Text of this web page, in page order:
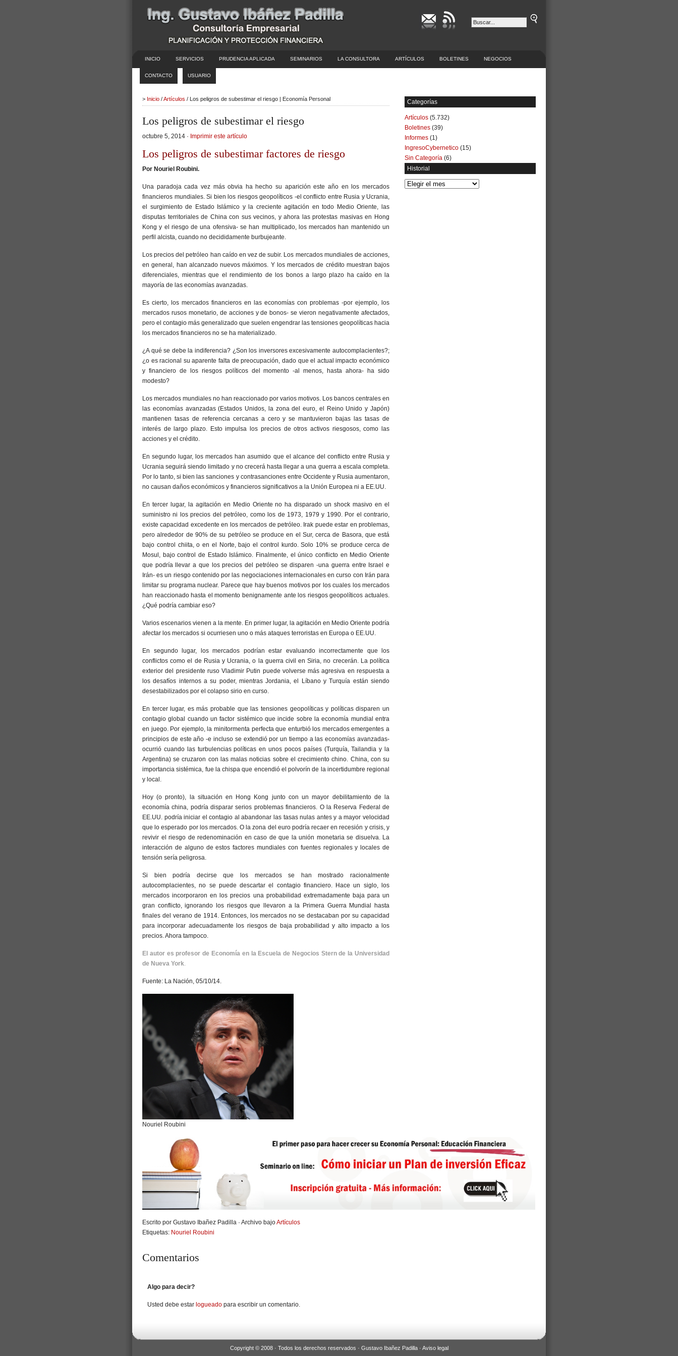
INICIO SERVICIOS PRUDENCIA APLICADA SEMINARIOS LA CONSULTORA ARTÍCULOS BOLETINES NEGOCIOS
CONTACTO USUARIO
> Inicio /Artículos / Los peligros de subestimar el riesgo | Economía Personal
Los peligros de subestimar el riesgo
octubre 5, 2014 · Imprimir este artículo
Los peligros de subestimar factores de riesgo
Por Nouriel Roubini.
Una paradoja cada vez más obvia ha hecho su aparición este año en los mercados
financieros mundiales. Si bien los riesgos geopolíticos -el conflicto entre Rusia y Ucrania,
el surgimiento de Estado Islámico y la creciente agitación en todo Medio Oriente, las
disputas territoriales de China con sus vecinos, y ahora las protestas masivas en Hong
Kong y el riesgo de una ofensiva- se han multiplicado, los mercados han mantenido un
perfil alcista, cuando no decididamente burbujeante.
Los precios del petróleo han caído en vez de subir. Los mercados mundiales de acciones,
en general, han alcanzado nuevos máximos. Y los mercados de crédito muestran bajos
diferenciales, mientras que el rendimiento de los bonos a largo plazo ha caído en la
mayoría de las economías avanzadas.
Es cierto, los mercados financieros en las economías con problemas -por ejemplo, los
mercados rusos monetario, de acciones y de bonos- se vieron negativamente afectados,
pero el contagio más generalizado que suelen engendrar las tensiones geopolíticas hacia
los mercados financieros no se ha materializado.
¿A qué se debe la indiferencia? ¿Son los inversores excesivamente autocomplacientes?;
¿o es racional su aparente falta de preocupación, dado que el actual impacto económico
y financiero de los riesgos políticos del momento -al menos, hasta ahora- ha sido
modesto?
Los mercados mundiales no han reaccionado por varios motivos. Los bancos centrales en
las economías avanzadas (Estados Unidos, la zona del euro, el Reino Unido y Japón)
mantienen tasas de referencia cercanas a cero y se mantuvieron bajas las tasas de
interés de largo plazo. Esto impulsa los precios de otros activos riesgosos, como las
acciones y el crédito.
En segundo lugar, los mercados han asumido que el alcance del conflicto entre Rusia y
Ucrania seguirá siendo limitado y no crecerá hasta llegar a una guerra a escala completa.
Por lo tanto, si bien las sanciones y contrasanciones entre Occidente y Rusia aumentaron,
no causan daños económicos y financieros significativos a la Unión Europea ni a EE.UU.
En tercer lugar, la agitación en Medio Oriente no ha disparado un shock masivo en el
suministro ni los precios del petróleo, como los de 1973, 1979 y 1990. Por el contrario,
existe capacidad excedente en los mercados de petróleo. Irak puede estar en problemas,
pero alrededor de 90% de su petróleo se produce en el Sur, cerca de Basora, que está
bajo control chiita, o en el Norte, bajo el control kurdo. Solo 10% se produce cerca de
Mosul, bajo control de Estado Islámico. Finalmente, el único conflicto en Medio Oriente
que podría llevar a que los precios del petróleo se disparen -una guerra entre Israel e
Irán- es un riesgo contenido por las negociaciones internacionales en curso con Irán para
limitar su programa nuclear. Parece que hay buenos motivos por los cuales los mercados
han reaccionado hasta el momento benignamente ante los riesgos geopolíticos actuales.
¿Qué podría cambiar eso?
Varios escenarios vienen a la mente. En primer lugar, la agitación en Medio Oriente podría
afectar los mercados si ocurriesen uno o más ataques terroristas en Europa o EE.UU.
En segundo lugar, los mercados podrían estar evaluando incorrectamente que los
conflictos como el de Rusia y Ucrania, o la guerra civil en Siria, no crecerán. La política
exterior del presidente ruso Vladimir Putin puede volverse más agresiva en respuesta a
los desafíos internos a su poder, mientras Jordania, el Líbano y Turquía están siendo
desestabilizados por el colapso sirio en curso.
En tercer lugar, es más probable que las tensiones geopolíticas y políticas disparen un
contagio global cuando un factor sistémico que incide sobre la economía mundial entra
en juego. Por ejemplo, la minitormenta perfecta que enturbió los mercados emergentes a
principios de este año -e incluso se extendió por un tiempo a las economías avanzadas-
ocurrió cuando las turbulencias políticas en unos pocos países (Turquía, Tailandia y la
Argentina) se cruzaron con las malas noticias sobre el crecimiento chino. China, con su
importancia sistémica, fue la chispa que encendió el polvorín de la incertidumbre regional
y local.
Hoy (o pronto), la situación en Hong Kong junto con un mayor debilitamiento de la
economía china, podría disparar serios problemas financieros. O la Reserva Federal de
EE.UU. podría iniciar el contagio al abandonar las tasas nulas antes y a mayor velocidad
que lo esperado por los mercados. O la zona del euro podría recaer en recesión y crisis, y
revivir el riesgo de redenominación en caso de que la unión monetaria se disuelva. La
interacción de alguno de estos factores mundiales con fuentes regionales y locales de
tensión sería peligrosa.
Si bien podría decirse que los mercados se han mostrado racionalmente
autocomplacientes, no se puede descartar el contagio financiero. Hace un siglo, los
mercados incorporaron en los precios una probabilidad extremadamente baja para un
gran conflicto, ignorando los riesgos que llevaron a la Primera Guerra Mundial hasta
finales del verano de 1914. Entonces, los mercados no se destacaban por su capacidad
para incorporar adecuadamente los riesgos de baja probabilidad y alto impacto a los
precios. Ahora tampoco.
El autor es profesor de Economía en la Escuela de Negocios Stern de la Universidad
de Nueva York.
Fuente: La Nación, 05/10/14.
Nouriel Roubini
Escrito por Gustavo Ibañez Padilla · Archivo bajoArtículos
Etiquetas: Nouriel Roubini
Comentarios
Algo para decir?
Usted debe estar logueado para escribir un comentario.
Categorías
Artículos (5.732)
Boletines (39)
Informes (1)
IngresoCybernetico (15)
Sin Categoría (6)
Historial
Historial
Copyright © 2008 · Todos los derechos reservados · Gustavo Ibañez Padilla · Aviso legal